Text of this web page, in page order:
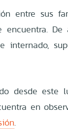
entre sus
De
internado,
desde este
en
.